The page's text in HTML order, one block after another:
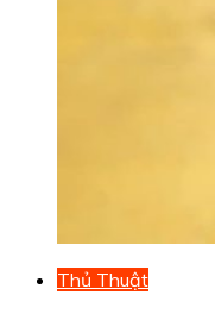
Thủ Thuật